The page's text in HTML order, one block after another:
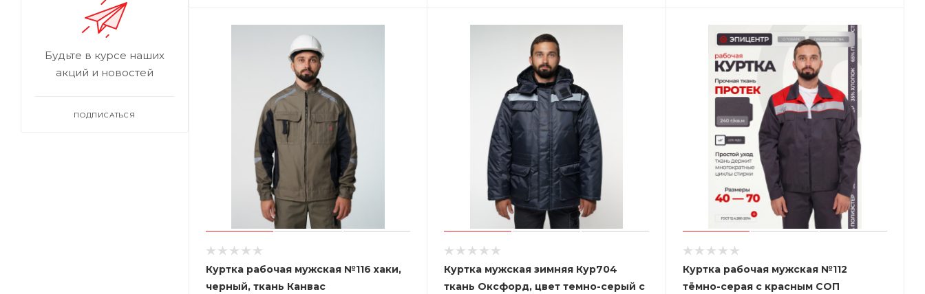
Куртка рабочая мужская №116 хаки,
черный, ткань Канвас
Куртка мужская зимняя Кур704
ткань Оксфорд, цвет темно-серый с
Куртка рабочая мужская №112
тёмно-серая с красным СОП
Будьте в курсе наших
акций и новостей
ПОДПИСАТЬСЯ